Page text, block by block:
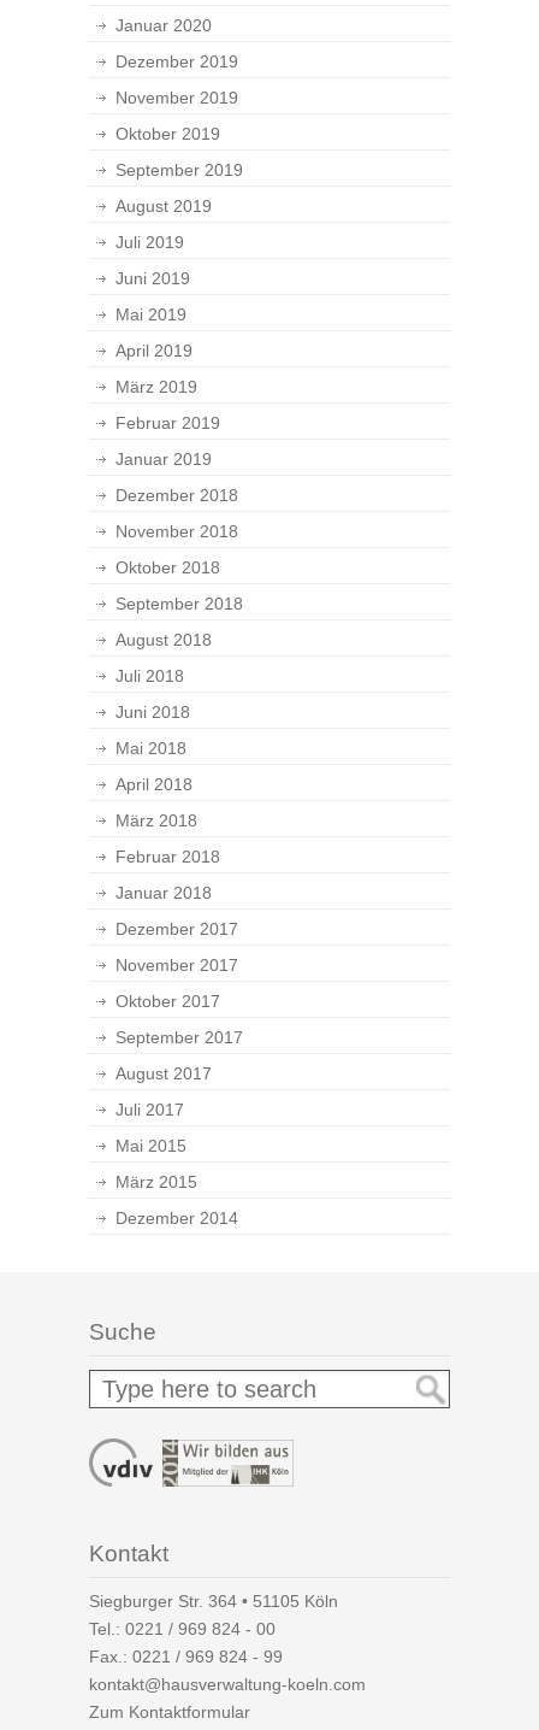
Januar 2020
Dezember 2019
November 2019
Oktober 2019
September 2019
August 2019
Juli 2019
Juni 2019
Mai 2019
April 2019
März 2019
Februar 2019
Januar 2019
Dezember 2018
November 2018
Oktober 2018
September 2018
August 2018
Juli 2018
Juni 2018
Mai 2018
April 2018
März 2018
Februar 2018
Januar 2018
Dezember 2017
November 2017
Oktober 2017
September 2017
August 2017
Juli 2017
Mai 2015
März 2015
Dezember 2014
Suche
Kontakt
Siegburger Str. 364 • 51105 Köln
Tel.: 0221 / 969 824 - 00
Fax.: 0221 / 969 824 - 99
kontakt@hausverwaltung-koeln.com
Zum Kontaktformular